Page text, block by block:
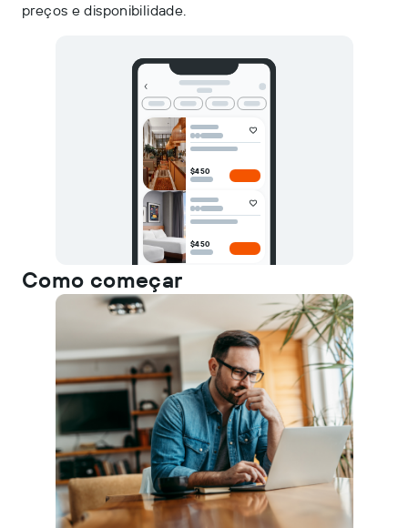
preços e disponibilidade.
$450
$450
Como começar